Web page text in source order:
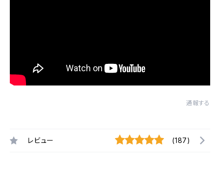
通報する
レビュー (187)